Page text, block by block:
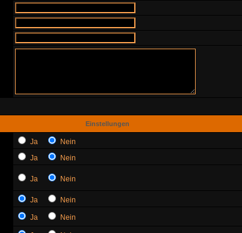
Einstellungen
Ja
Nein
Ja
Nein
Ja Nein
Ja
Nein
Ja
Nein